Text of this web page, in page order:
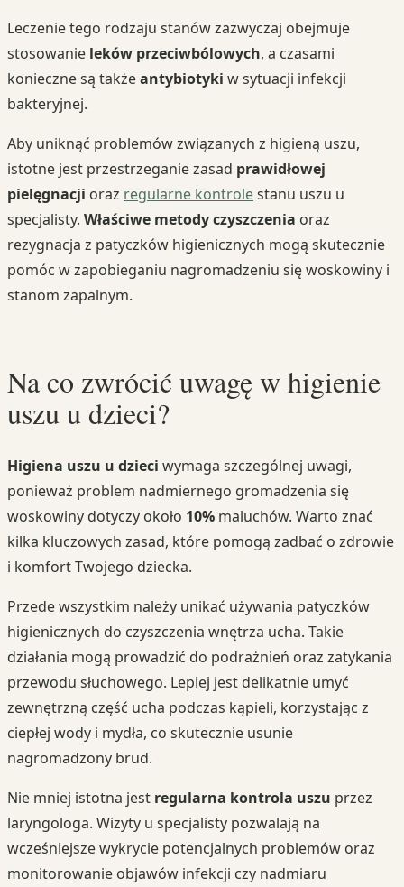
Leczenie tego rodzaju stanów zazwyczaj obejmuje
stosowanie leków przeciwbólowych, a czasami
konieczne są takżeantybiotyki w sytuacji infekcji
bakteryjnej.
Aby uniknąć problemów związanych z higieną uszu,
istotne jest przestrzeganie zasad prawidłowej
pielęgnacji oraz regularne kontrolestanu uszu u
specjalisty. Właściwe metody czyszczenia oraz
rezygnacja z patyczków higienicznych mogą skutecznie
pomóc w zapobieganiu nagromadzeniu się woskowiny i
stanom zapalnym.
Na co zwrócić uwagę w higienie
uszu u dzieci?
Higiena uszu u dzieci wymaga szczególnej uwagi,
ponieważ problem nadmiernego gromadzenia się
woskowiny dotyczy około 10% maluchów. Warto znać
kilka kluczowych zasad, które pomogą zadbać o zdrowie
i komfort Twojego dziecka.
Przede wszystkim należy unikać używania patyczków
higienicznych do czyszczenia wnętrza ucha. Takie
działania mogą prowadzić do podrażnień oraz zatykania
przewodu słuchowego. Lepiej jest delikatnie umyć
zewnętrzną część ucha podczas kąpieli, korzystając z
ciepłej wody i mydła, co skutecznie usunie
nagromadzony brud.
Nie mniej istotna jest regularna kontrola uszu przez
laryngologa. Wizyty u specjalisty pozwalają na
wcześniejsze wykrycie potencjalnych problemów oraz
monitorowanie objawów infekcji czy nadmiaru